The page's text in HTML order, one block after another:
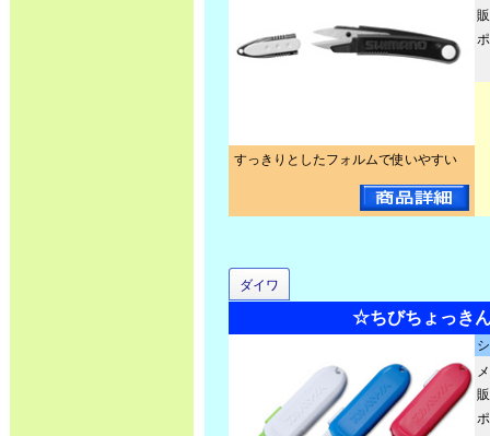
すっきりとしたフォルムで使いやすい
ダイワ
☆ちびちょっき